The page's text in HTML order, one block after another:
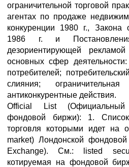
ограничительной торговой
агентах по продаже
конкуренции 1980 г., Закона
1986 г. и
дезориентирующей
основных сфер
потребителей;
слияния;
антиконкурентные действия.
Official List (Официальный
фондовой биржи): 1.
торговля которыми идет на
market) Лондонской
Exchange). См.: listed
котируемая на фондовой